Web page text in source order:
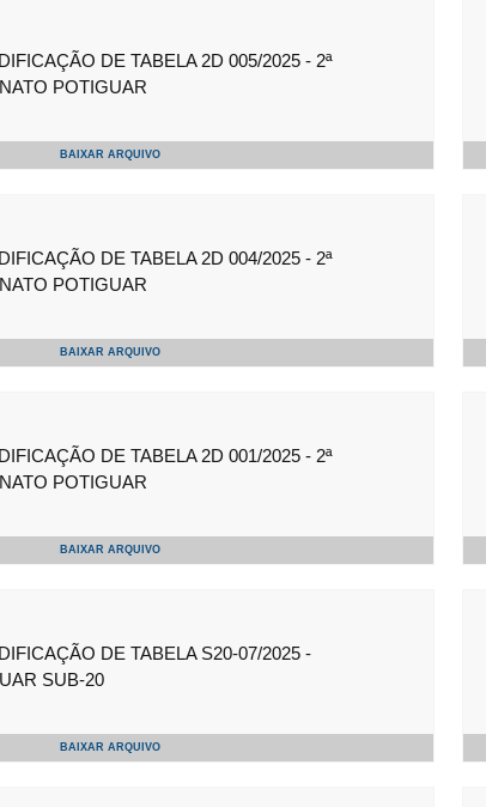
DE TABELA 2D 005/2025 - 2ª
POTIGUAR
BAIXAR ARQUIVO
DE TABELA 2D 004/2025 - 2ª
POTIGUAR
BAIXAR ARQUIVO
DE TABELA 2D 001/2025 - 2ª
POTIGUAR
BAIXAR ARQUIVO
DE TABELA S20-07/2025 -
SUB-20
BAIXAR ARQUIVO